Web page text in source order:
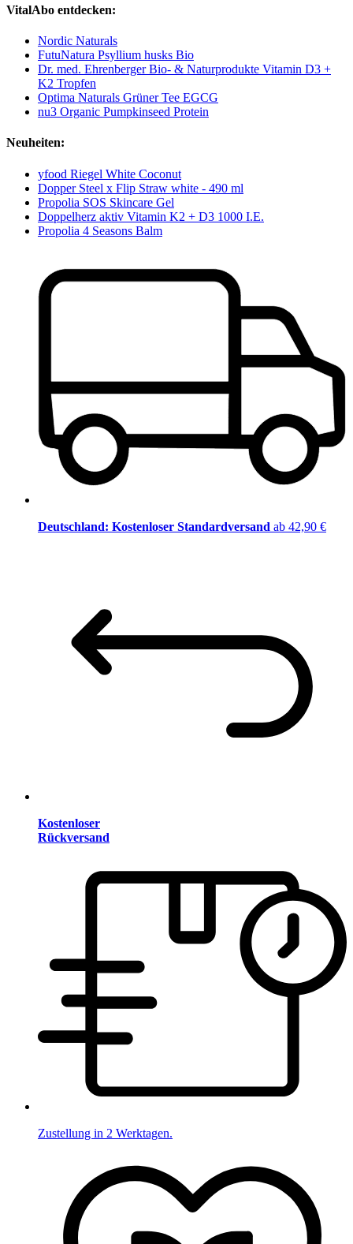
VitalAbo entdecken:
Nordic Naturals
FutuNatura Psyllium husks Bio
Dr. med. Ehrenberger Bio- & Naturprodukte Vitamin D3 +
K2 Tropfen
Optima Naturals Grüner Tee EGCG
nu3 Organic Pumpkinseed Protein
Neuheiten:
yfood Riegel White Coconut
Dopper Steel x Flip Straw white - 490 ml
Propolia SOS Skincare Gel
Doppelherz aktiv Vitamin K2 + D3 1000 I.E.
Propolia 4 Seasons Balm
Deutschland: Kostenloser Standardversand ab 42,90 €
Kostenloser
Rückversand
Zustellung in 2 Werktagen.